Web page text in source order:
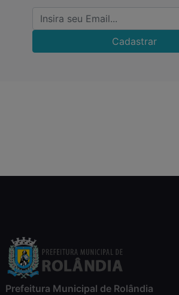
Cadastrar
Prefeitura Municipal de Rolândia